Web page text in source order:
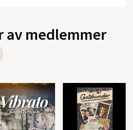
av medlemmer